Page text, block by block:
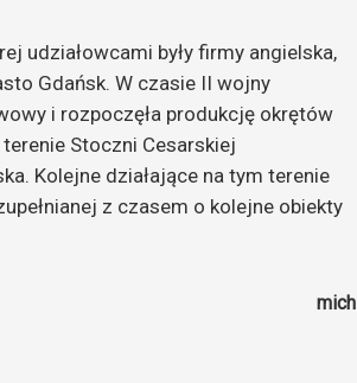
udziałowcami były firmy angielska,
Gdańsk. W czasie II wojny
i rozpoczęła produkcję okrętów
Stoczni Cesarskiej
Kolejne działające na tym terenie
z czasem o kolejne obiekty
mich